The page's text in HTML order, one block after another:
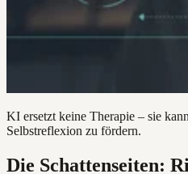
KI ersetzt keine Therapie – sie
Selbstreflexion zu fördern.
Die Schattenseiten: